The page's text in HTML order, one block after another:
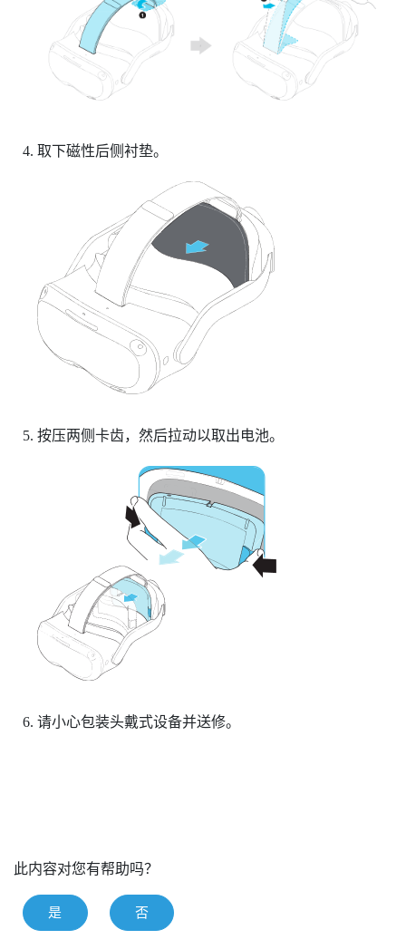
取下磁性后侧衬垫。
按压两侧卡齿，然后拉动以取出电池。
请小心包装头戴式设备并送修。
此内容对您有帮助吗？
是 否